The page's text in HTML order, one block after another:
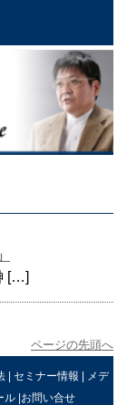
[…]
ページの先頭へ
| セミナー情報 | メデ
ル|お問い合せ